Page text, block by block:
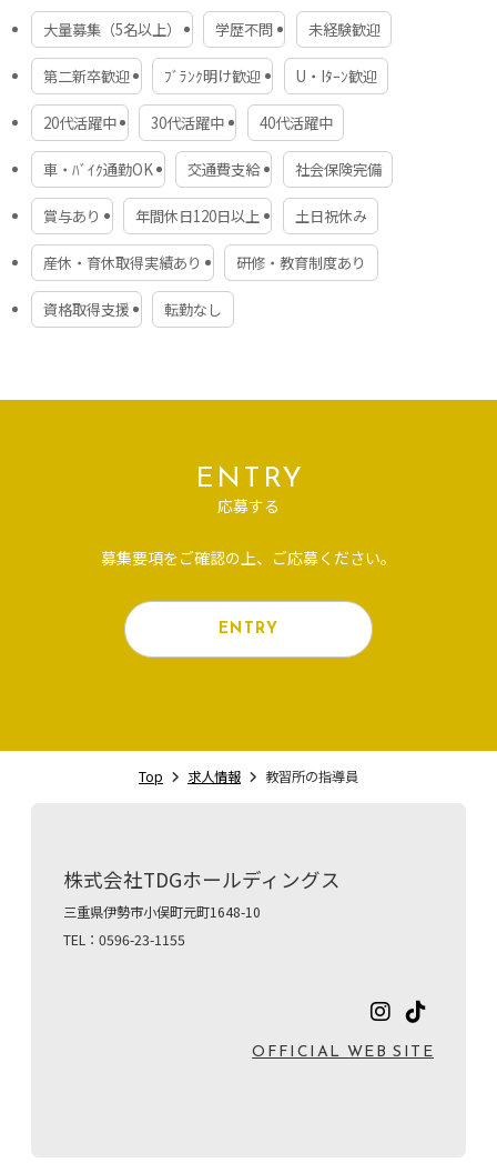
勤務時間
シフト制／8:45～21:10（実働5時間～10時間／休憩60分）
※1年単位変形労働時間制
休日・休暇
年間休日120日～167日
・有給休暇（有給休暇消化率90％以上）
・年末年始休暇
・産前産後休暇、育児休暇
・介護休暇、看護休暇、慶弔休暇
待遇・福利厚生
・受動喫煙対策：あり（原則禁煙）
指導員資格取得まで完全フォロー
試用期間
最大3ヶ月（期間中の給与、待遇は本採用と同じ）
約230名（※有期雇用者を含む）
事業内容
・人材コンサルティングサービス
・ITエンジニア人材派遣、紹介事業
・自動車教習所運営
・二輪レンタル
・フィットネスクラブ運営
・保険事業
・教育事業
・介護事業
・海外事業
・ドローン事業
三重県伊勢市小俣町元町1648-10
拠点所在地
・名古屋支店：愛知県名古屋市中区丸の内2丁目1-37 エ
・ひまわり訪問看護リハビリステーション：名古屋市名東
区、名古屋市守山区、名古屋市昭和区
大量募集（5名以上） 学歴不問 未経験歓迎
第二新卒歓迎 ﾌﾞﾗﾝｸ明け歓迎 U・Iﾀｰﾝ歓迎
20代活躍中 30代活躍中 40代活躍中
車・ﾊﾞｲｸ通勤OK 交通費支給 社会保険完備
賞与あり 年間休日120日以上 土日祝休み
産休・育休取得実績あり 研修・教育制度あり
資格取得支援 転勤なし
ENTRY
応募する
募集要項をご確認の上、ご応募ください。
ENTRY
Top 求人情報 教習所の指導員
株式会社TDGホールディングス
三重県伊勢市小俣町元町1648-10
TEL：0596-23-1155
OFFICIAL WEB SITE